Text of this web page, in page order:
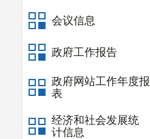
会议信息
政府工作报告
政府网站工作年度报
表
经济和社会发展统
计信息